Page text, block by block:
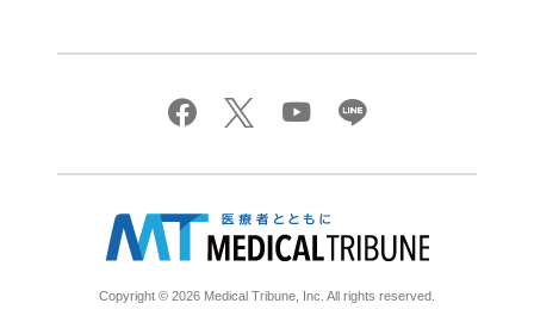
Copyright © 2026 Medical Tribune, Inc. All rights reserved.